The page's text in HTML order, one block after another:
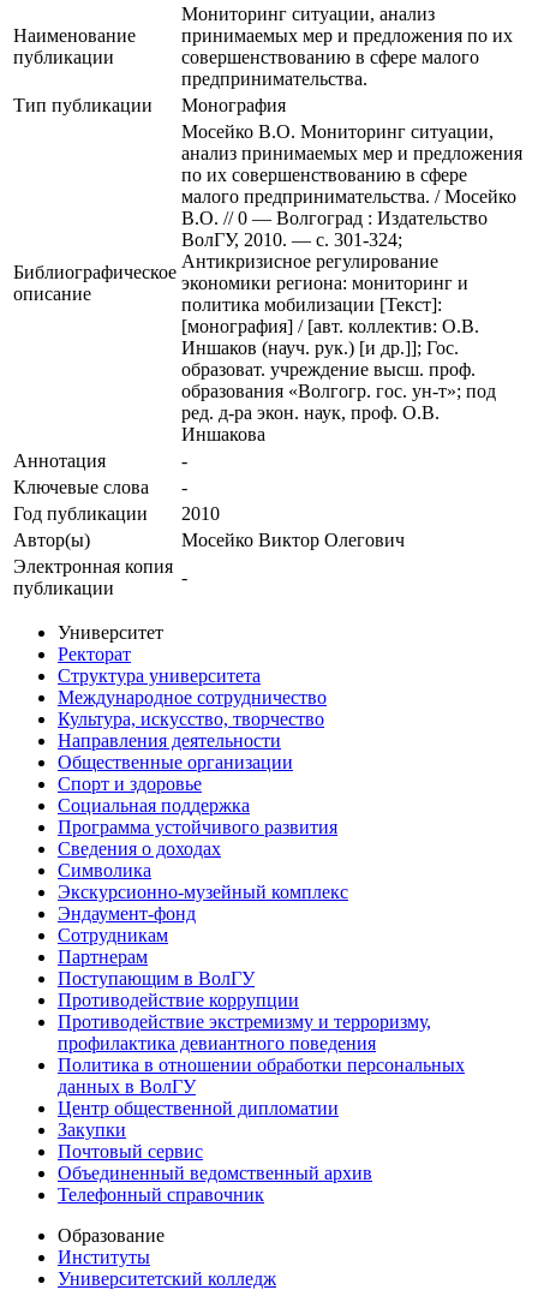
Наименование
публикации
Мониторинг ситуации, анализ
принимаемых мер и предложения по их
совершенствованию в сфере малого
предпринимательства.
Тип публикации
Монография
Библиографическое
описание
Мосейко В.О. Мониторинг ситуации,
анализ принимаемых мер и предложения
по их совершенствованию в сфере
малого предпринимательства. / Мосейко
В.О. // 0 — Волгоград : Издательство
ВолГУ, 2010. — с. 301-324;
Антикризисное регулирование
экономики региона: мониторинг и
политика мобилизации [Текст]:
[монография] / [авт. коллектив: О.В.
Иншаков (науч. рук.) [и др.]]; Гос.
образоват. учреждение высш. проф.
образования «Волгогр. гос. ун-т»; под
ред. д-ра экон. наук, проф. О.В.
Иншакова
Аннотация
-
Ключевые cлова
-
Год публикации
2010
Автор(ы)
Мосейко Виктор Олегович
Электронная копия
публикации
-
Университет
Ректорат
Структура университета
Международное сотрудничество
Культура, искусство, творчество
Направления деятельности
Общественные организации
Спорт и здоровье
Социальная поддержка
Программа устойчивого развития
Сведения о доходах
Символика
Экскурсионно-музейный комплекс
Эндаумент-фонд
Сотрудникам
Партнерам
Поступающим в ВолГУ
Противодействие коррупции
Противодействие экстремизму и терроризму,
профилактика девиантного поведения
Политика в отношении обработки персональных
данных в ВолГУ
Центр общественной дипломатии
Закупки
Почтовый сервис
Объединенный ведомственный архив
Телефонный справочник
Образование
Институты
Университетский колледж